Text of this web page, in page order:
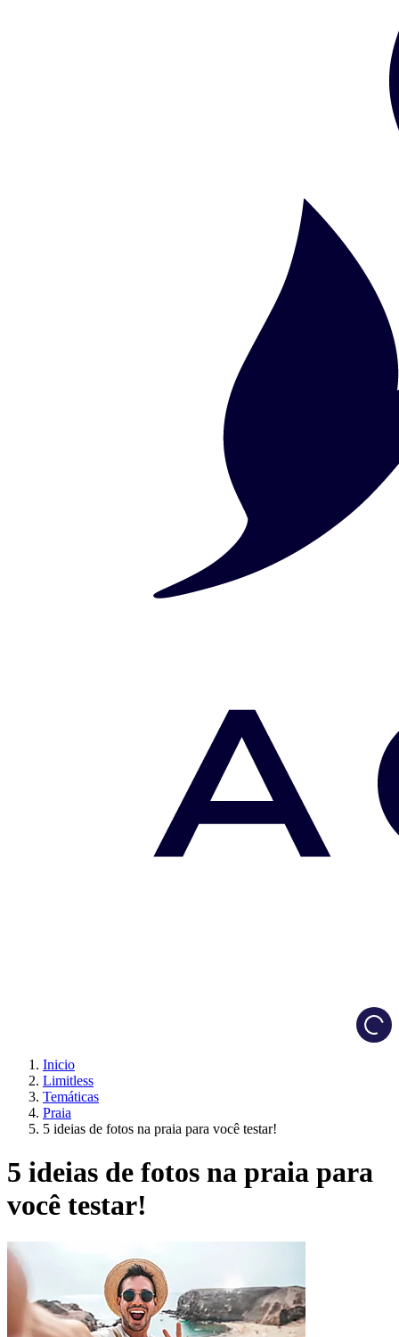
Inicio
Limitless
Temáticas
Praia
5 ideias de fotos na praia para você testar!
5 ideias de fotos na praia para
você testar!